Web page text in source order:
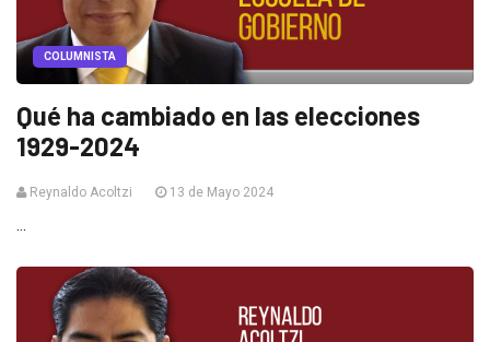
COLUMNISTA
Qué ha cambiado en las elecciones
1929-2024
Reynaldo Acoltzi 13 de Mayo 2024